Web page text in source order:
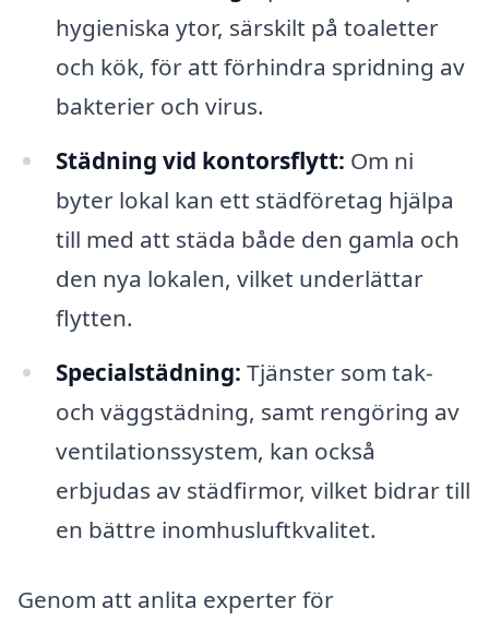
hygieniska ytor, särskilt på toaletter
och kök, för att förhindra spridning av
bakterier och virus.
Städning vid kontorsflytt: Om ni
byter lokal kan ett städföretag hjälpa
till med att städa både den gamla och
den nya lokalen, vilket underlättar
flytten.
Specialstädning: Tjänster som tak-
och väggstädning, samt rengöring av
ventilationssystem, kan också
erbjudas av städfirmor, vilket bidrar till
en bättre inomhusluftkvalitet.
Genom att anlita experter för